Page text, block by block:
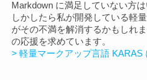
Markdown に満足していない方
しかしたら私が開発している軽
がその不満を解消するかもしれ
の応援を求めています。
> 軽量マークアップ言語 KARAS